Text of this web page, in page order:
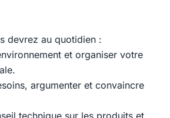
devrez au quotidien :
et organiser votre
argumenter et convaincre
technique sur les produits et